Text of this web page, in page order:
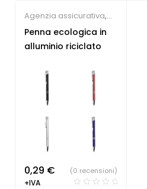
Agenzia assicurativa,
Penne e Matite
ecologiche
, Penne
Penna ecologica in
alluminio riciclato
0,29 €
+IVA
(0 recensioni)